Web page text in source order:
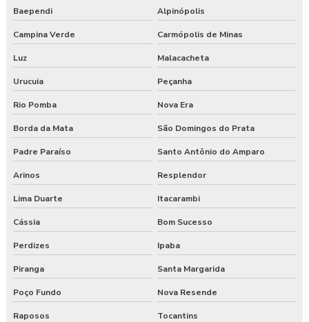
Baependi Alpinópolis
Campina Verde Carmópolis de Minas
Luz Malacacheta
Urucuia Peçanha
Rio Pomba Nova Era
Borda da Mata São Domingos do Prata
Padre Paraíso Santo Antônio do Amparo
Arinos Resplendor
Lima Duarte Itacarambi
Cássia Bom Sucesso
Perdizes Ipaba
Piranga Santa Margarida
Poço Fundo Nova Resende
Raposos Tocantins